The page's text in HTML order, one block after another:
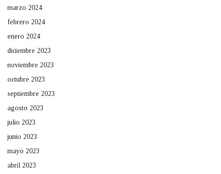
marzo 2024
febrero 2024
enero 2024
diciembre 2023
noviembre 2023
octubre 2023
septiembre 2023
agosto 2023
julio 2023
junio 2023
mayo 2023
abril 2023